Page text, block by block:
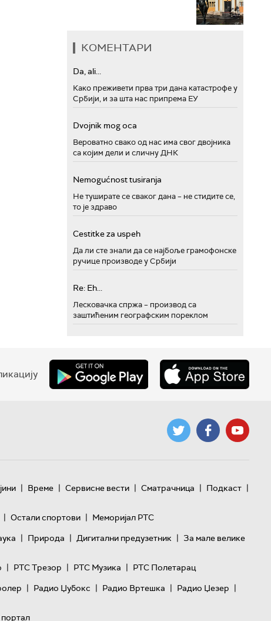
КОМЕНТАРИ
Da, ali...
Како преживети прва три дана катастрофе у
Србији, и за шта нас припрема ЕУ
Dvojnik mog oca
Вероватно свако од нас има свог двојника
са којим дели и сличну ДНК
Nemogućnost tusiranja
Не туширате се сваког дана – не стидите се,
то је здраво
Cestitke za uspeh
Да ли сте знали да се најбоље грамофонске
ручице производе у Србији
Re: Eh...
Лесковачка спржа – производ са
заштићеним географским пореклом
| Време | Сервисне вести | Сматрачница | Подкаст |
| Остали спортови | Меморијал РТС
| Природа | Дигитални предузетник | За мале велике
| РТС Трезор | РТС Музика | РТС Полетарац
| Радио Џубокс | Радио Вртешка | Радио Џезер |